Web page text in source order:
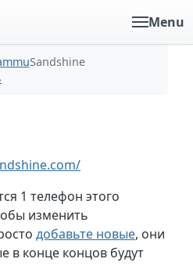
Menu
Sandshine
1 телефон этого
изменить
добавьте новые, они
в конце концов будут